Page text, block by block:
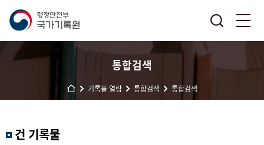
통합검색
기록물 열람 통합검색 통합검색
과 건 기록물